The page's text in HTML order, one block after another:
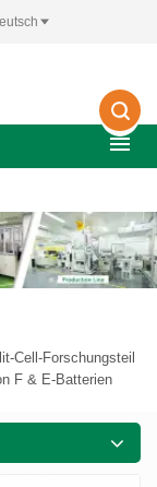
Cell-Forschungsteil
F & E-Batterien